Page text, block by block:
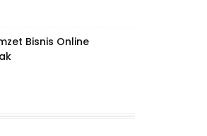
Bisnis Online